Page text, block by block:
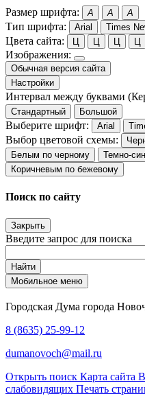
Размер шрифта: A A A
Тип шрифта: Arial Times
Цвета сайта: Ц Ц Ц Ц
Изображения:
Обычная версия сайта
Настройки
Интервал между буквами
Стандартный
Большой
Выберите шрифт: Arial
Выбор цветовой схемы:
Белым по черному
Темно-
Коричневым по бежевому
Поиск по сайту
Закрыть
Введите запрос для поиска
Найти
Мобильное меню
Городская Дума города
8 (8635) 25-99-12
dumanovoch@mail.ru
Открыть поиск Карта сайта
слабовидящих Печать